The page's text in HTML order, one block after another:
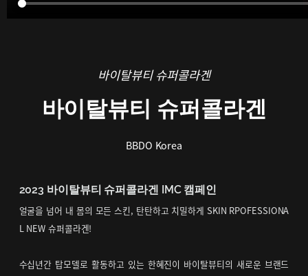
바이탈뷰티 슈퍼콜라겐
바이탈뷰티 슈퍼콜라겐
BBDO Korea
2023 바이탈뷰티 슈퍼콜라겐 IMC 캠페인
얼굴을 넘어 내 몸의 모든 스킨, 탄탄하고 치밀하게 SKIN RPOFESSIONA
L NEW 슈퍼콜라겐!
수십년간 탑모델로 활동하고 있는 한혜진이 바이탈뷰티의 새로운 브랜드